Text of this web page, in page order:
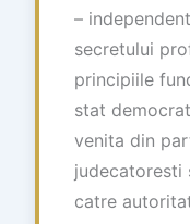
–
secretului
principiile
stat
venita din
judecatoresti
catre